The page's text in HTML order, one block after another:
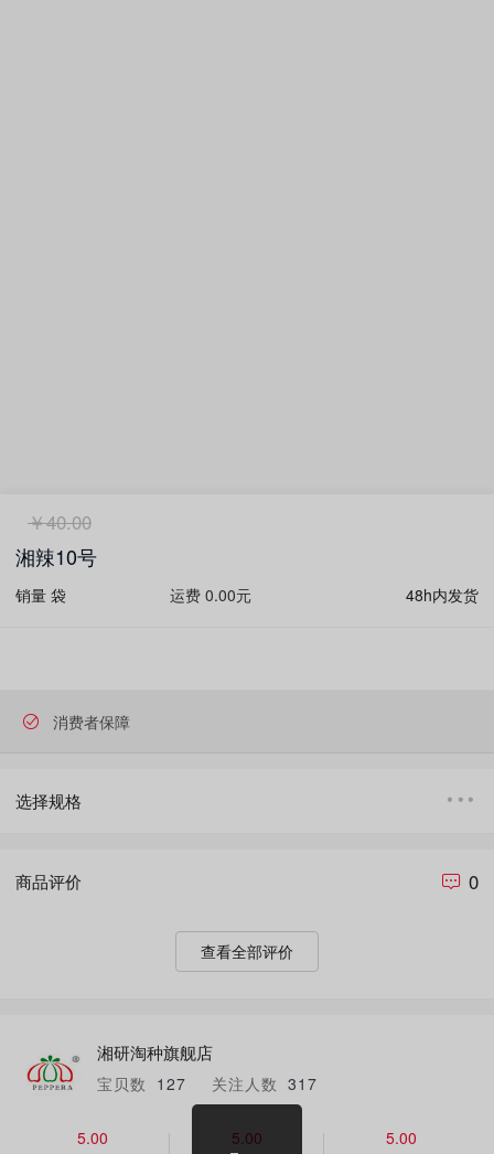
￥40.00
湘辣10号
销量 袋 运费 0.00元 48h内发货
消费者保障
选择规格
商品评价 0
查看全部评价
湘研淘种旗舰店
宝贝数 127 关注人数 317
5.00 5.00 5.00